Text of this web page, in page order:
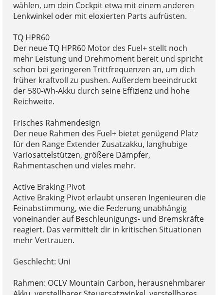
wählen, um dein Cockpit etwa mit einem anderen
Lenkwinkel oder mit eloxierten Parts aufrüsten.
TQ HPR60
Der neue TQ HPR60 Motor des Fuel+ stellt noch
mehr Leistung und Drehmoment bereit und spricht
schon bei geringeren Trittfrequenzen an, um dich
früher kraftvoll zu pushen. Außerdem beeindruckt
der 580-Wh-Akku durch seine Effizienz und hohe
Reichweite.
Frisches Rahmendesign
Der neue Rahmen des Fuel+ bietet genügend Platz
für den Range Extender Zusatzakku, langhubige
Variosattelstützen, größere Dämpfer,
Rahmentaschen und vieles mehr.
Active Braking Pivot
Active Braking Pivot erlaubt unseren Ingenieuren die
Feinabstimmung, wie die Federung unabhängig
voneinander auf Beschleunigungs- und Bremskräfte
reagiert. Das vermittelt dir in kritischen Situationen
mehr Vertrauen.
Geschlecht: Uni
Rahmen: OCLV Mountain Carbon, herausnehmbarer